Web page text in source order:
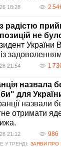
18:28 2
радістю
не
України
21:54 1
назвала
для
назвали
отримати
21:12 986
У ТРЕНДІ: ЗАЯВИ ПРО